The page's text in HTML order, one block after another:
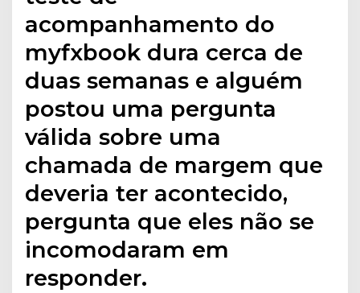
acompanhamento do
myfxbook dura cerca de
duas semanas e alguém
postou uma pergunta
válida sobre uma
chamada de margem que
deveria ter acontecido,
pergunta que eles não se
incomodaram em
responder.